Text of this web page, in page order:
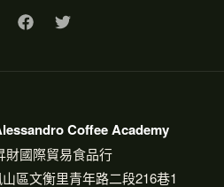
Coffee Academy
財國際貿易食品行
區文衡里青年路二段216巷1